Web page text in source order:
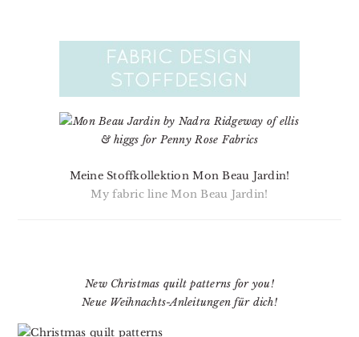
Meine Stoffkollektion Mon Beau Jardin!
My fabric line Mon Beau Jardin!
New Christmas quilt patterns for you!
Neue Weihnachts-Anleitungen für dich!